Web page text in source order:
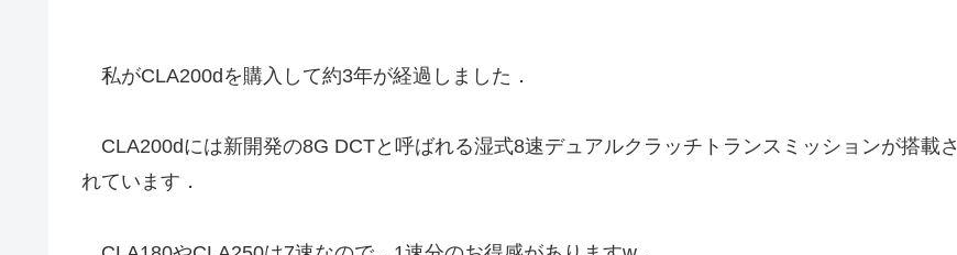
私がCLA200dを購入して約3年が経過しました．
CLA200dには新開発の8G DCTと呼ばれる湿式8速デュアルクラッチトランスミッションが搭載さ
れています．